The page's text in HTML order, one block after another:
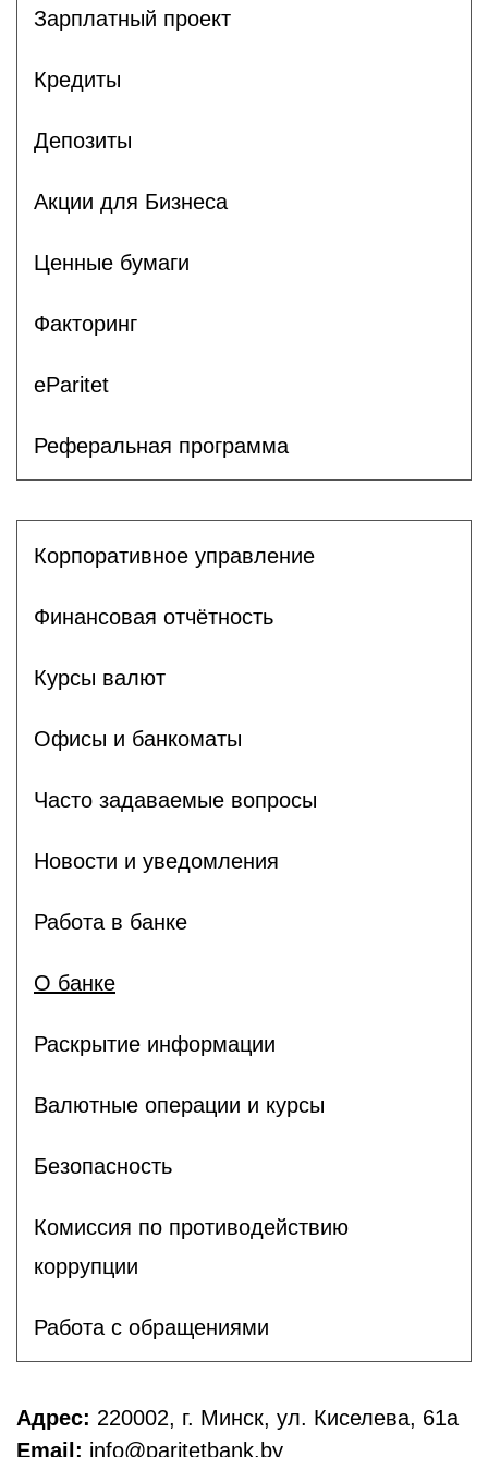
Зарплатный проект
Кредиты
Депозиты
Акции для Бизнеса
Ценные бумаги
Факторинг
eParitet
Реферальная программа
Корпоративное управление
Финансовая отчётность
Курсы валют
Офисы и банкоматы
Часто задаваемые вопросы
Новости и уведомления
Работа в банке
О банке
Раскрытие информации
Валютные операции и курсы
Безопасность
Комиссия по противодействию
коррупции
Работа с обращениями
Адрес: 220002, г. Минск, ул. Киселева, 61а
Email: info@paritetbank.by